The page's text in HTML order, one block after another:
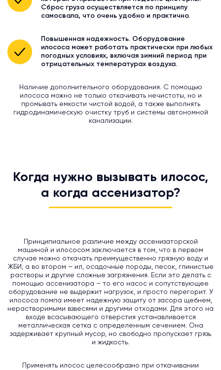
Сброс груза осуществляется по принципу
самосвала, что очень удобно и практично.
Повышенная надежность. Оборудование
илососа может работать практически при любых
погодных условиях, включая зимний период при
отрицательных температурах воздуха.
Наличие дополнительного оборудования. С помощью
илососа можно не только откачивать нечистоты, но и
промывать емкости чистой водой, а также выполнять
гидродинамическую очистку труб и системы автономной
канализации.
Когда нужно вызывать илосос,
а когда ассенизатор?
Принципиальное различие между ассенизаторской
машиной и илососом заключается в том, что в первом
случае можно откачать преимущественно грязную воду и
ЖБИ, а во втором – ил, осадочные породы, песок, глинистые
растворы и другие сложные загрязнения. Если это делать с
помощью ассенизатора – то его насос и сопутствующее
оборудование не выдержит нагрузок, и просто перегорит. У
илососа помпа имеет надежную защиту от засора щебнем,
нерастворимыми взвесями и другими отходами. Для этого на
входе всасывающего отверстия устанавливается
металлическая сетка с определенным сечением. Она
задерживает крупный мусор, но свободно пропускает грязь
и жидкость.
Применять илосос целесообразно при откачивании